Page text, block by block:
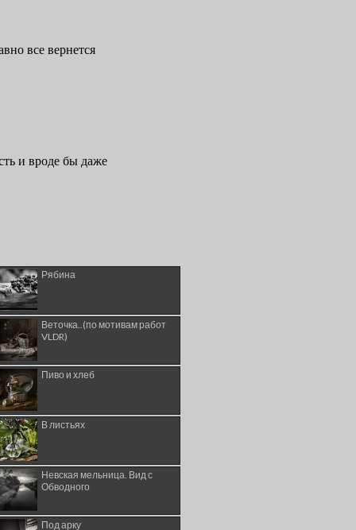
Рябина
Веточка..(по мотивам работ
VLDR)
Пиво и хлеб
В листьях
Невская мельница. Вид с
Обводного
Под арку